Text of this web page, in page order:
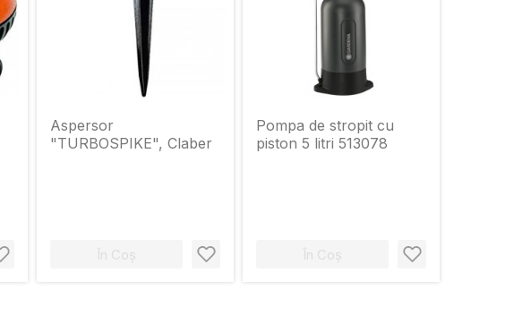
Aspersor
"TURBOSPIKE", Claber
În Coș
Pompa de stropit cu
piston 5 litri 513078
În Coș